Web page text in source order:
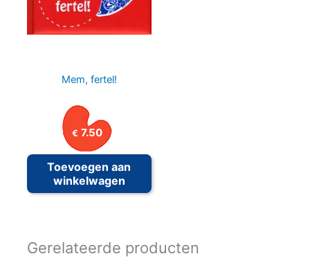
Mem, fertel!
€ 7.50
Toevoegen aan
winkelwagen
Gerelateerde producten